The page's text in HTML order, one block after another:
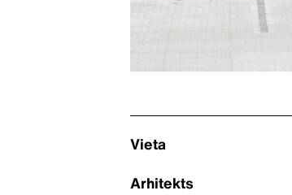
Vieta
Arhitekts